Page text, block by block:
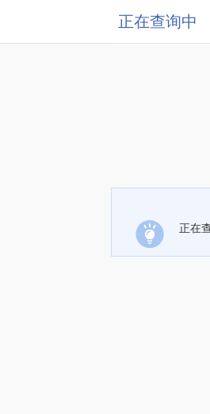
正在查询中
正在